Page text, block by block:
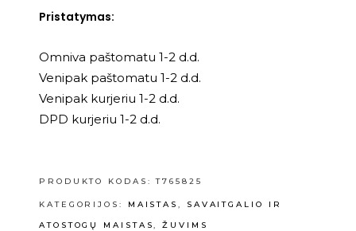
Pristatymas:
Omniva paštomatu 1-2 d.d.
Venipak paštomatu 1-2 d.d.
Venipak kurjeriu 1-2 d.d.
DPD kurjeriu 1-2 d.d.
PRODUKTO KODAS:T765825
KATEGORIJOS: MAISTAS
SAVAITGALIO IR
ATOSTOGŲ MAISTAS
,ŽUVIMS